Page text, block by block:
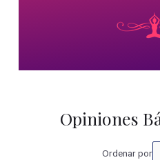
Opiniones
Ordenar por